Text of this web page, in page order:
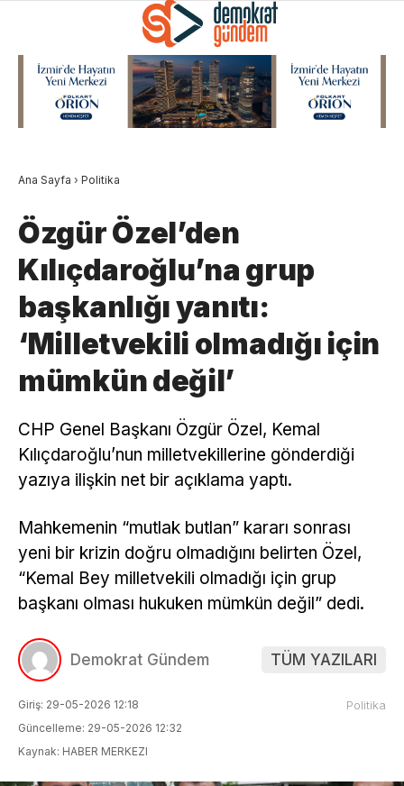
Ana Sayfa › Politika
Özgür Özel’den
Kılıçdaroğlu’na grup
başkanlığı yanıtı:
‘Milletvekili olmadığı için
mümkün değil’
CHP Genel Başkanı Özgür Özel, Kemal
Kılıçdaroğlu’nun milletvekillerine gönderdiği
yazıya ilişkin net bir açıklama yaptı.
Mahkemenin “mutlak butlan” kararı sonrası
yeni bir krizin doğru olmadığını belirten Özel,
“Kemal Bey milletvekili olmadığı için grup
başkanı olması hukuken mümkün değil” dedi.
Demokrat Gündem TÜM YAZILARI
Giriş: 29-05-2026 12:18
Güncelleme: 29-05-2026 12:32
Kaynak: HABER MERKEZI
Politika